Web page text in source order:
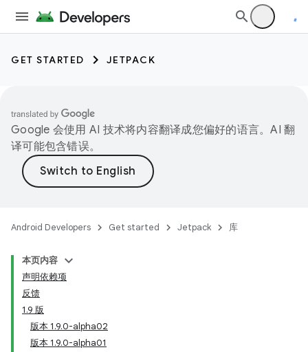
GET STARTED JETPACK
Google 会使用 AI 技术将内容翻译成您偏好的语言。AI 翻
译可能包含错误。
Android Developers Get started Jetpack 库
本页内容
声明依赖项
反馈
1.9 版
版本 1.9.0-alpha02
版本 1.9.0-alpha01